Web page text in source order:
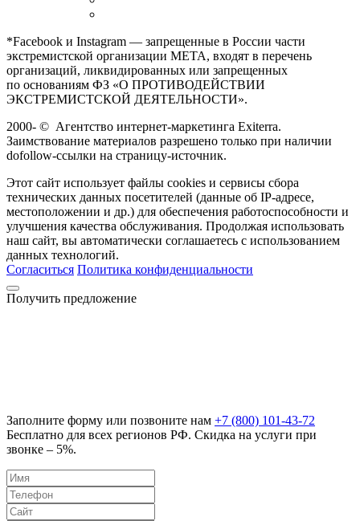
*Facebook и Instagram — запрещенные в России части
экстремистской организации META, входят в перечень
организаций, ликвидированных или запрещенных
по основаниям ФЗ «О ПРОТИВОДЕЙСТВИИ
ЭКСТРЕМИСТСКОЙ ДЕЯТЕЛЬНОСТИ».
2000- © Агентство интернет-маркетинга Exiterra.
Заимствование материалов разрешено только при наличии
dofollow-ссылки на страницу-источник.
Этот сайт использует файлы cookies и сервисы сбора
технических данных посетителей (данные об IP-адресе,
местоположении и др.) для обеспечения работоспособности и
улучшения качества обслуживания. Продолжая использовать
наш сайт, вы автоматически соглашаетесь с использованием
данных технологий.
Согласиться Политика конфиденциальности
Получить предложение
Заполните форму или позвоните нам +7 (800) 101-43-72
Бесплатно для всех регионов РФ. Скидка на услуги при
звонке – 5%.